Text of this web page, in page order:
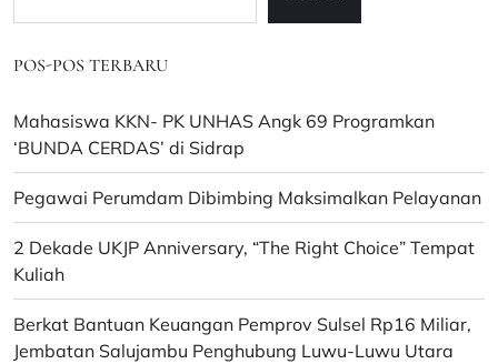
POS-POS TERBARU
Mahasiswa KKN- PK UNHAS Angk 69 Programkan
‘BUNDA CERDAS’ di Sidrap
Pegawai Perumdam Dibimbing Maksimalkan Pelayanan
2 Dekade UKJP Anniversary, “The Right Choice” Tempat
Kuliah
Berkat Bantuan Keuangan Pemprov Sulsel Rp16 Miliar,
Jembatan Salujambu Penghubung Luwu-Luwu Utara